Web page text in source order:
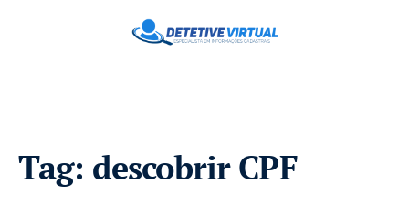
Tag: descobrir CPF